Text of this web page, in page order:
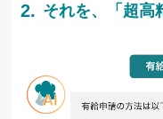
それを、「超高